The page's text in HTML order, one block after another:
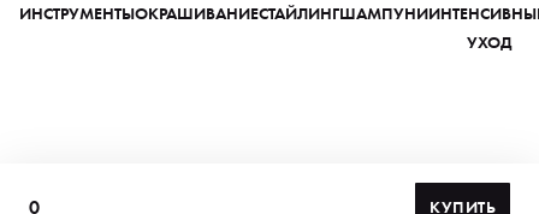
ИНСТРУМЕНТЫОКРАШИВАНИЕСТАЙЛИНГШАМПУНИ
УХОД
0 КУПИТЬ